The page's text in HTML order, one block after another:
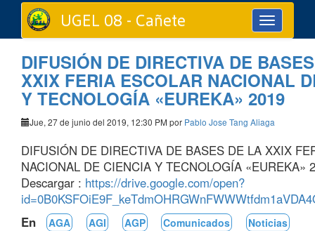
Toggle
navigation
UGEL 08 - Cañete
DIFUSIÓN DE DIRECTIVA DE
XXIX FERIA ESCOLAR NACIONAL
Y TECNOLOGÍA «EUREKA» 2019
Jue, 27 de junio del 2019, 12:30 PM por Pablo Jose Tang Aliaga
DIFUSIÓN DE DIRECTIVA DE BASES DE LA XXIX
NACIONAL DE CIENCIA Y TECNOLOGÍA «EUREKA»
Descargar : https://drive.google.com/open?
En
AGA AGI AGP Comunicados Noticias